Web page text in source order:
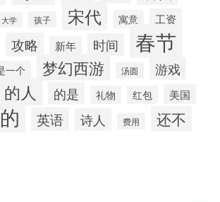
大学 孩子 宋代 寓意 工资
攻略 新年 时间 春节
一个 梦幻西游 汤圆 游戏
的人 的是 礼物 红包 美国
英语 诗人 费用 还不